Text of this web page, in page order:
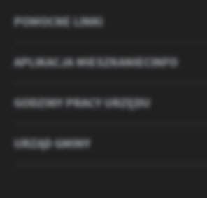
POMOCNE LINKI
APLIKACJA MIESZKANIECINFO
GODZINY PRACY URZĘDU
URZĄD GMINY